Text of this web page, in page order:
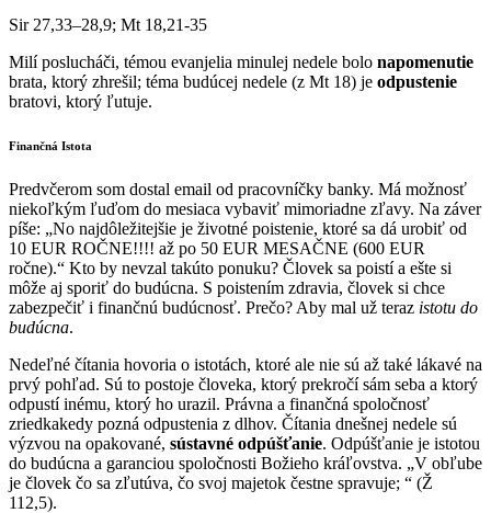
Sir 27,33–28,9; Mt 18,21-35
Milí poslucháči, témou evanjelia minulej nedele bolo napomenutie
brata, ktorý zhrešil; téma budúcej nedele (z Mt 18) je odpustenie
bratovi, ktorý ľutuje.
Finančná Istota
Predvčerom som dostal email od pracovníčky banky. Má možnosť
niekoľkým ľuďom do mesiaca vybaviť mimoriadne zľavy. Na záver
píše: „No najdôležitejšie je životné poistenie, ktoré sa dá urobiť od
10 EUR ROČNE!!!! až po 50 EUR MESAČNE (600 EUR
ročne).“ Kto by nevzal takúto ponuku? Človek sa poistí a ešte si
môže aj sporiť do budúcna. S poistením zdravia, človek si chce
zabezpečiť i finančnú budúcnosť. Prečo? Aby mal už teraz istotu do
budúcna.
Nedeľné čítania hovoria o istotách, ktoré ale nie sú až také lákavé na
prvý pohľad. Sú to postoje človeka, ktorý prekročí sám seba a ktorý
odpustí inému, ktorý ho urazil. Právna a finančná spoločnosť
zriedkakedy pozná odpustenia z dlhov. Čítania dnešnej nedele sú
výzvou na opakované, sústavné odpúšťanie. Odpúšťanie je istotou
do budúcna a garanciou spoločnosti Božieho kráľovstva. „V obľube
je človek čo sa zľutúva, čo svoj majetok čestne spravuje; “ (Ž
112,5).